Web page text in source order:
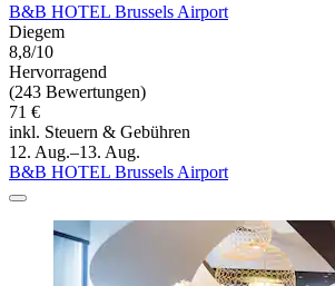
B&B HOTEL Brussels Airport
Diegem
8,8/10
Hervorragend
(243 Bewertungen)
71 €
inkl. Steuern & Gebühren
12. Aug.–13. Aug.
B&B HOTEL Brussels Airport